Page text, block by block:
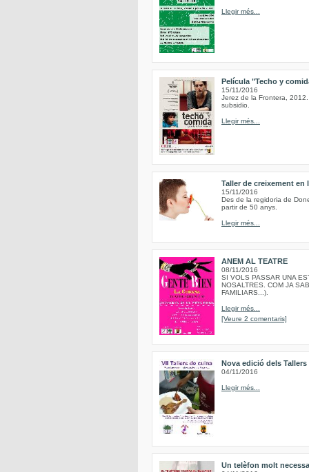
Llegir més...
Película "Techo y
15/11/2016
Jerez de la Frontera,
subsidio.
Llegir més...
Taller de creixement en
15/11/2016
Des de la regidoria de
partir de 50 anys.
Llegir més...
ANEM AL TEATRE
08/11/2016
SI VOLS PASSAR UNA
NOSALTRES. COM JA
FAMILIARS...).
Llegir més...
[Veure 2 comentaris]
Nova edició dels
04/11/2016
Llegir més...
Un telèfon molt